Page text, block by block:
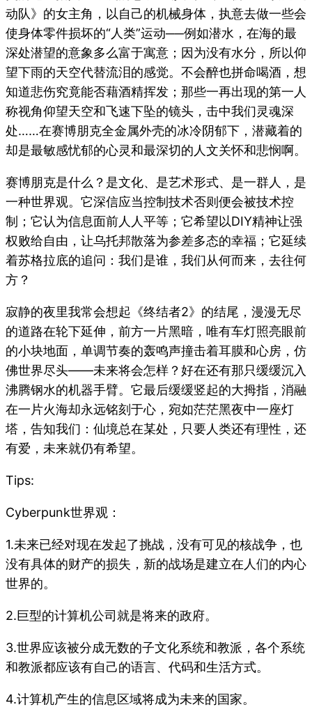
动队》的女主角，以自己的机械身体，执意去做一些会
使身体零件损坏的“人类”运动──例如潜水，在海的最
深处潜望的意象多么富于寓意；因为没有水分，所以仰
望下雨的天空代替流泪的感觉。不会醉也拼命喝酒，想
知道悲伤究竟能否藉酒精挥发；那些一再出现的第一人
称视角仰望天空和飞速下坠的镜头，击中我们灵魂深
处……在赛博朋克全金属外壳的冰冷阴郁下，潜藏着的
却是最敏感忧郁的心灵和最深切的人文关怀和悲悯啊。
赛博朋克是什么？是文化、是艺术形式、是一群人，是
一种世界观。它深信应当控制技术否则便会被技术控
制；它认为信息面前人人平等；它希望以DIY精神让强
权败给自由，让乌托邦散落为参差多态的幸福；它延续
着苏格拉底的追问：我们是谁，我们从何而来，去往何
方？
寂静的夜里我常会想起《终结者2》的结尾，漫漫无尽
的道路在轮下延伸，前方一片黑暗，唯有车灯照亮眼前
的小块地面，单调节奏的轰鸣声撞击着耳膜和心房，仿
佛世界尽头——未来将会怎样？好在还有那只缓缓沉入
沸腾钢水的机器手臂。它最后缓缓竖起的大拇指，消融
在一片火海却永远铭刻于心，宛如茫茫黑夜中一座灯
塔，告知我们：仙境总在某处，只要人类还有理性，还
有爱，未来就仍有希望。
Tips:
Cyberpunk世界观：
1.未来已经对现在发起了挑战，没有可见的核战争，也
没有具体的财产的损失，新的战场是建立在人们的内心
世界的。
2.巨型的计算机公司就是将来的政府。
3.世界应该被分成无数的子文化系统和教派，各个系统
和教派都应该有自己的语言、代码和生活方式。
4.计算机产生的信息区域将成为未来的国家。